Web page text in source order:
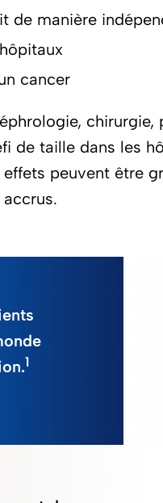
de manière
cancer
de taille dans les
peuvent être
1